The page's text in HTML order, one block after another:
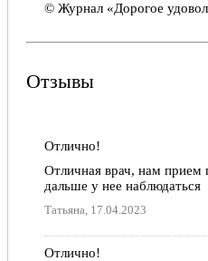
© Журнал «Дорогое
Отзывы
Отлично!
Отличная врач, нам прием
дальше у нее наблюдаться
Татьяна, 17.04.2023
Отлично!